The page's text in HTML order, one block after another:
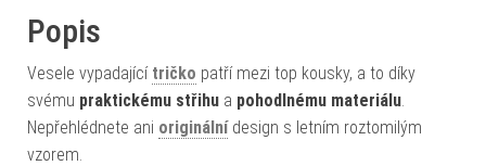
Popis
Vesele vypadající tričko patří mezi top kousky, a to díky
svému praktickému střihu a pohodlnému materiálu.
Nepřehlédnete ani originálnídesign s letním roztomilým
vzorem.